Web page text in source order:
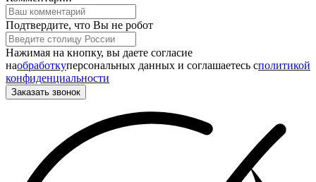
Подтвердите, что Вы не робот
Нажимая на кнопку, вы даете согласие
наобработкуперсональных данных и соглашаетесь cполитикой
конфиденциальности
Заказать звонок